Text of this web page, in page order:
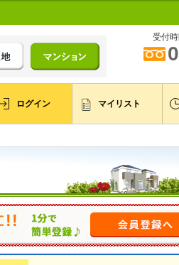
受付
ログイン マイリスト